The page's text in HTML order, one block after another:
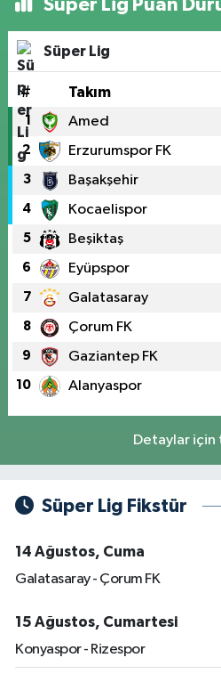
Süper Lig Puan
Süper Lig
# Takım
1 Amed
2 Erzurumspor FK
3 Başakşehir
4 Kocaelispor
5 Beşiktaş
6 Eyüpspor
7 Galatasaray
8 Çorum FK
9 Gaziantep FK
10 Alanyaspor
Detaylar için
Süper Lig Fikstür
14 Ağustos, Cuma
Galatasaray - Çorum FK
15 Ağustos, Cumartesi
Konyaspor - Rizespor